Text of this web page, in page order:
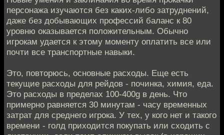
персонажа изучаются без каких-либо затруднений,
даже без добывающих профессий баланс к 80
уровню оказывается положительным. Обычно
игрокам удается к этому моменту оплатить все или
почти все транспортные навыки.
Это, повторюсь, основные расходы. Еще есть
текущие расходы для рейдов - починка, химия, еда.
Это расходы в пределах 100-400g в день. Что
примерно равняется 30 минутам - часу временных
затрат для среднего игрока. У тех, у кого нет и такого
времени - голд приходится покупать или сходить с